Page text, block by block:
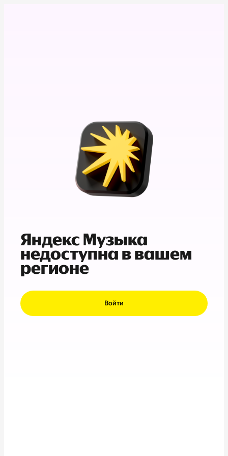
Яндекс Музыка
недоступна в вашем
регионе
Войти